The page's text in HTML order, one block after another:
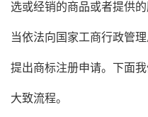
选或经销的商品或者提供
当依法向国家工商行政管
提出商标注册申请。下面
大致流程。